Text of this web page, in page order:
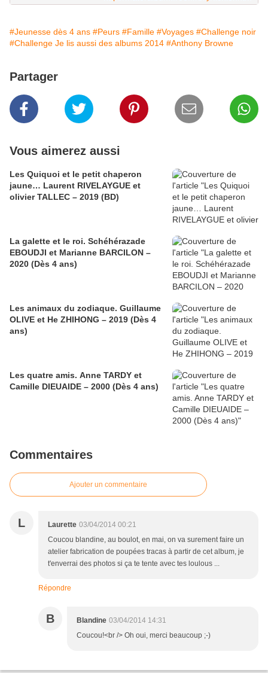
#Jeunesse dès 4 ans #Peurs #Famille #Voyages #Challenge noir
#Challenge Je lis aussi des albums 2014 #Anthony Browne
Partager
Vous aimerez aussi
Les Quiquoi et le petit chaperon
jaune… Laurent RIVELAYGUE et
olivier TALLEC – 2019 (BD)
La galette et le roi. Schéhérazade
EBOUDJI et Marianne BARCILON –
2020 (Dès 4 ans)
Les animaux du zodiaque. Guillaume
OLIVE et He ZHIHONG – 2019 (Dès 4
ans)
Les quatre amis. Anne TARDY et
Camille DIEUAIDE – 2000 (Dès 4 ans)
Commentaires
Ajouter un commentaire
L Laurette 03/04/2014 00:21
Coucou blandine, au boulot, en mai, on va surement faire un
atelier fabrication de poupées tracas à partir de cet album, je
t'enverrai des photos si ça te tente avec tes loulous ...
Répondre
B Blandine 03/04/2014 14:31
Coucou!<br /> Oh oui, merci beaucoup ;-)